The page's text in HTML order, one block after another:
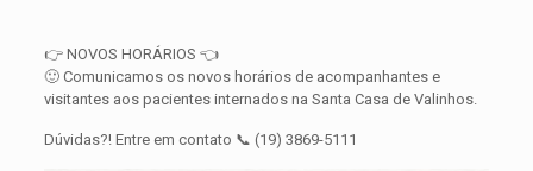
👉 NOVOS HORÁRIOS 👈
🙂 Comunicamos os novos horários de acompanhantes e
visitantes aos pacientes internados na Santa Casa de Valinhos.
Dúvidas?! Entre em contato 📞 (19) 3869-5111